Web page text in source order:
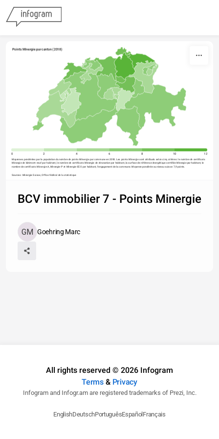
Points Minergie par canton (2018)
0 2 4 6 8 10 12
Moyennes pondérées par la population du nombre de points Minergie par commune en 2018. Les points Minergie sont attribués selon cinq critères: le nombre de certificats
Minergie de bâtiment neuf par habitant, le nombre de certificats Minergie de rénovation par habitant, la surface de référence énergétique certifiée Minergie par habitant, le
nombre de certificats Minergie-A, Minergie-P et Minergie-ECO par habitant, l'engagement de la commune. Moyenne pondérée au niveau suisse: 7,9 points.
Sources: Minergie Suisse, Office fédéral de la statistique
BCV immobilier 7 - Points Minergie
Goehring Marc
All rights reserved © 2026 Infogram
Terms& Privacy
Infogram and Infogr.am are registered trademarks of Prezi, Inc.
EnglishDeutschPortuguêsEspañol Français